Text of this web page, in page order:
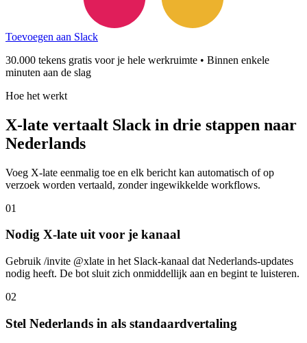
Toevoegen aan Slack
30.000 tekens gratis voor je hele werkruimte • Binnen enkele
minuten aan de slag
Hoe het werkt
X-late vertaalt Slack in drie stappen naar
Nederlands
Voeg X-late eenmalig toe en elk bericht kan automatisch of op
verzoek worden vertaald, zonder ingewikkelde workflows.
01
Nodig X-late uit voor je kanaal
Gebruik /invite @xlate in het Slack-kanaal dat Nederlands-updates
nodig heeft. De bot sluit zich onmiddellijk aan en begint te luisteren.
02
Stel Nederlands in als standaardvertaling